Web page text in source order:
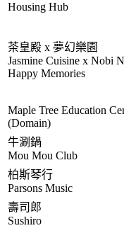
Housing Hub
茶皇殿 x 夢幻樂園
Jasmine Cuisine x Nobi
Happy Memories
Maple Tree Education
(Domain)
牛涮鍋
Mou Mou Club
柏斯琴行
Parsons Music
壽司郎
Sushiro